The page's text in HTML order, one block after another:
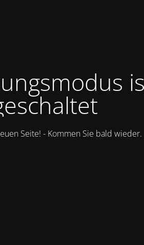
Seite! - Kommen Sie bald wieder.